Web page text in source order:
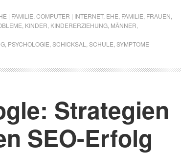
| FAMILIE COMPUTER | INTERNET, EHE FAMILIE FRAUEN
KINDER KINDERERZIEHUNG MÄNNER
PSYCHOLOGIE SCHICKSAL SCHULE SYMPTOME
Strategien
SEO-Erfolg